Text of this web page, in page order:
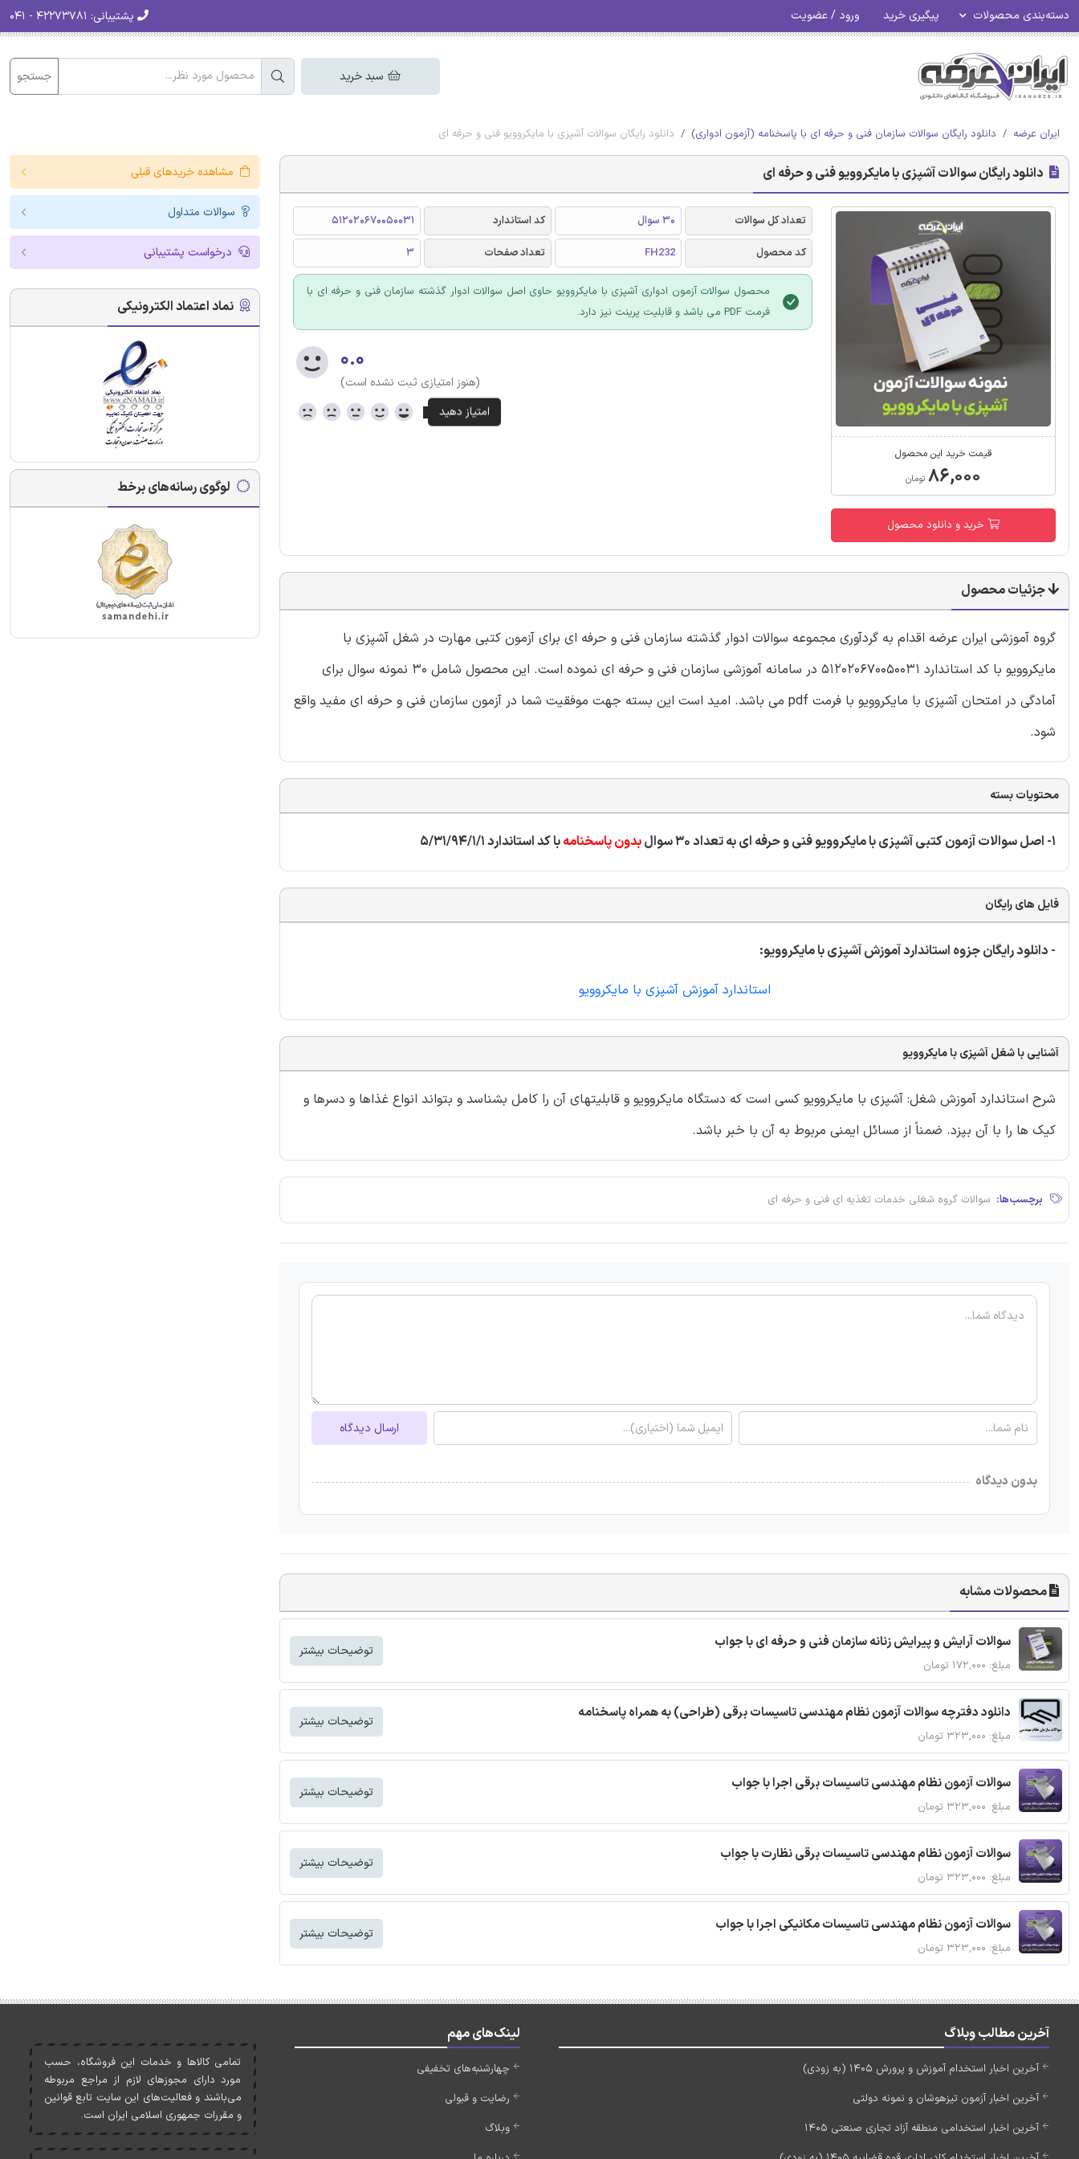
دسته‌بندی محصولات پیگیری خرید ورود / عضویت پشتیبانی:
سبد خرید جستجو
ایران عرضه دانلود رایگان سوالات سازمان فنی و حرفه ای با پاسخنامه (آزمون ادواری) دانلود رایگان سوالات آشپزی با مایکروویو فنی و حرفه ای
دانلود رایگان سوالات آشپزی با مایکروویو فنی و حرفه ای
قیمت خرید این محصول
۸۶,۰۰۰ تومان
خرید و دانلود محصول
تعداد کل سوالات 30 سوال کد استاندارد
512020670050031
کد محصول
FH232 تعداد صفحات 3
محصول سوالات آزمون ادواری آشپزی با مایکروویو حاوی اصل سوالات ادوار گذشته سازمان فنی و حرفه ای با
فرمت PDF می باشد و قابلیت پرینت نیز دارد.
۰.۰
(هنوز امتیازی ثبت نشده است)
جزئیات محصول
گروه آموزشی ایران عرضه اقدام به گردآوری مجموعه سوالات ادوار گذشته سازمان فنی و حرفه ای برای آزمون کتبی مهارت در شغل آشپزی با
مایکروویو با کد استاندارد 512020670050031 در سامانه آموزشی سازمان فنی و حرفه ای نموده است. این محصول شامل 30 نمونه سوال برای
آمادگی در امتحان آشپزی با مایکروویو با فرمت pdf می باشد. امید است این بسته جهت موفقیت شما در آزمون سازمان فنی و حرفه ای مفید واقع
شود.
محتویات بسته
1- اصل سوالات آزمون کتبی آشپزی با مایکروویو فنی و حرفه ای به تعداد 30 سوال بدون پاسخنامهبا کد استاندارد 5/31/94/1/1
فایل های رایگان
- دانلود رایگان جزوه استاندارد آموزش آشپزی با مایکروویو:
استاندارد آموزش آشپزی با مایکروویو
آشنایی با شغل آشپزی با مایکروویو
شرح استاندارد آموزش شغل: آشپزی با مایکروویو کسی است که دستگاه مایکروویو و قابلیتهای آن را کامل بشناسد و بتواند انواع غذاها و دسرها و
کیک ها را با آن بپزد. ضمناً از مسائل ایمنی مربوط به آن با خبر باشد.
برچسب‌ها: سوالات گروه شغلی خدمات تغذیه ای فنی و حرفه ای
ارسال دیدگاه
بدون دیدگاه
محصولات مشابه
سوالات آرایش و پیرایش زنانه سازمان فنی و حرفه ای با جواب
مبلغ: ۱۷۲,۰۰۰ تومان
توضیحات بیشتر
دانلود دفترچه سوالات آزمون نظام مهندسی تاسیسات برقی (طراحی) به همراه پاسخنامه
مبلغ: ۳۲۳,۰۰۰ تومان
توضیحات بیشتر
سوالات آزمون نظام مهندسی تاسیسات برقی اجرا با جواب
مبلغ: ۳۲۳,۰۰۰ تومان
توضیحات بیشتر
سوالات آزمون نظام مهندسی تاسیسات برقی نظارت با جواب
مبلغ: ۳۲۳,۰۰۰ تومان
توضیحات بیشتر
سوالات آزمون نظام مهندسی تاسیسات مکانیکی اجرا با جواب
مبلغ: ۳۲۳,۰۰۰ تومان
توضیحات بیشتر
مشاهده خریدهای قبلی
سوالات متداول
درخواست پشتیبانی
نماد اعتماد الکترونیکی
لوگوی رسانه‌های برخط
آخرین مطالب وبلاگ
آخرین اخبار استخدام آموزش و پرورش 1405 (به زودی)
آخرین اخبار آزمون تیزهوشان و نمونه دولتی
آخرین اخبار استخدامی منطقه آزاد تجاری صنعتی 1405
لینک‌های مهم
چهارشنبه‌های تخفیفی
رضایت و قبولی
وبلاگ
تمامی کالاها و خدمات اين فروشگاه، حسب
مورد دارای مجوزهای لازم از مراجع مربوطه
می‌باشند و فعاليت‌های اين سايت تابع قوانين
و مقررات جمهوری اسلامی ايران است.